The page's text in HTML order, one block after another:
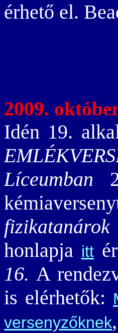
érhető el.
2009.
Idén 19.
Líceumban
honlapja itt
16. A
is elérhetők:
versenyzőknek,